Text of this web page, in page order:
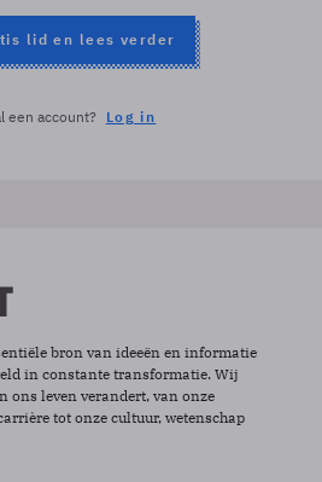
lid en lees verder
een account? Log in
bron van ideeën en informatie
in constante transformatie. Wij
ons leven verandert, van onze
tot onze cultuur, wetenschap